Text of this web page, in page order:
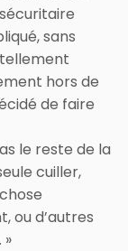
sans
tellement
hors de
de faire
le reste de la
cuiller,
ou d’autres